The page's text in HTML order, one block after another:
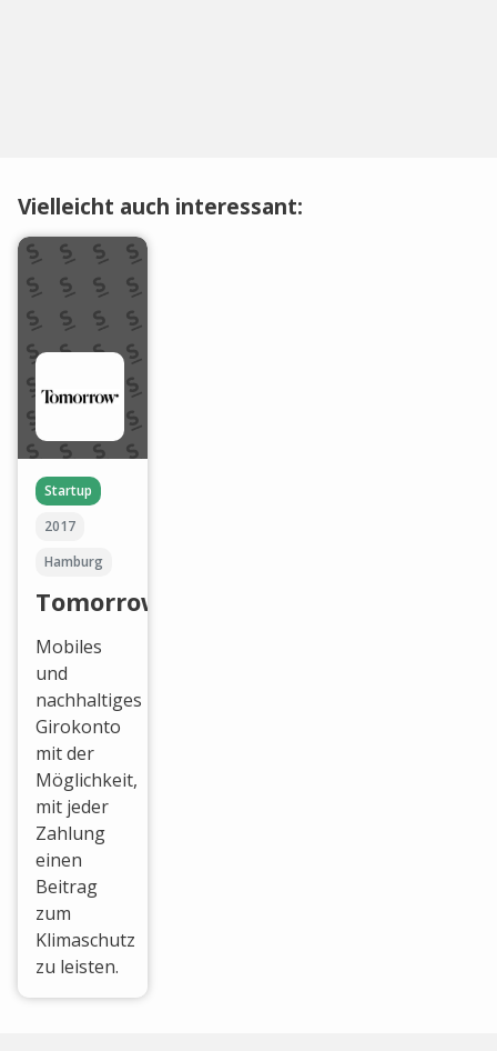
Vielleicht auch interessant:
Startup
2017
Hamburg
Tomorrow
Mobiles
und
nachhaltiges
Girokonto
mit der
Möglichkeit,
mit jeder
Zahlung
einen
Beitrag
zum
Klimaschutz
zu leisten.